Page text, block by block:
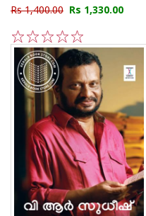
Rs 1,400.00 Rs 1,330.00
5
4
3
2
1